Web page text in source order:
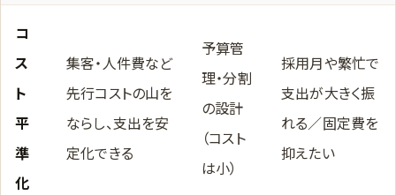
コ
ス
ト
平
準
化
集客・人件費など
先行コストの山を
ならし、支出を安
定化できる
予算管
理・分割
の設計
（コスト
は小）
採用月や繁忙で
支出が大きく振
れる／固定費を
抑えたい